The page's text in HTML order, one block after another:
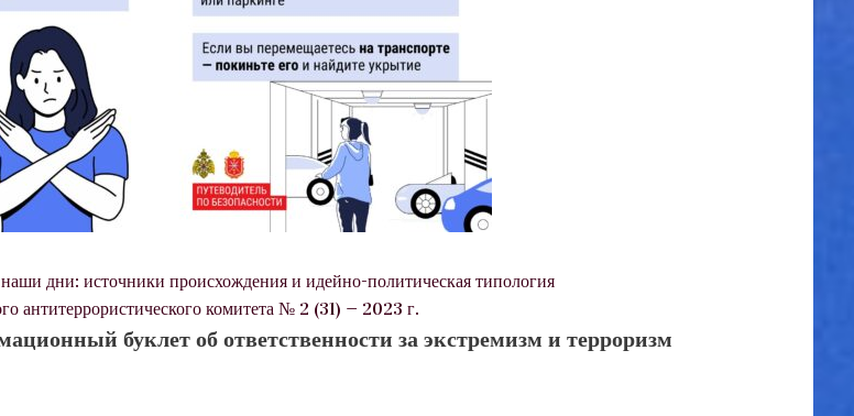
дни: источники происхождения и идейно-политическая типология
антитеррористического комитета № 2 (31) — 2023 г.
буклет об ответственности за экстремизм и терроризм